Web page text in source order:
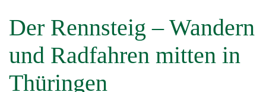
Der Rennsteig – Wandern
und Radfahren mitten in
Thüringen